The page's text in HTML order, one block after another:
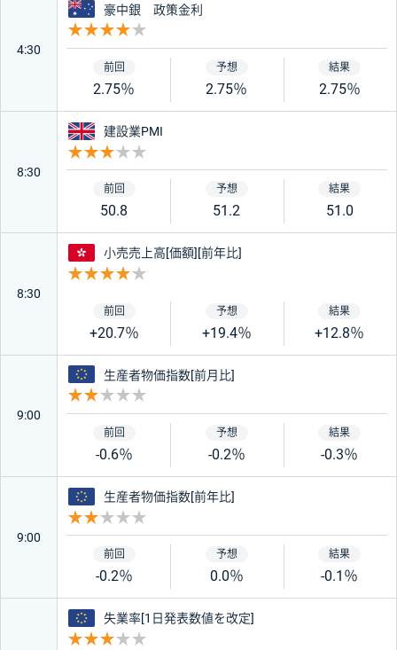
4:30
オーストラリア
豪中銀 政策金利
2.75％ 2.75％ 2.75％
8:30
イギリス
建設業PMI
50.8 51.2 51.0
8:30
香港
小売売上高[価額][前年比]
+20.7％ +19.4％ +12.8％
9:00
ユーロ
生産者物価指数[前月比]
-0.6％ -0.2％ -0.3％
9:00
ユーロ
生産者物価指数[前年比]
-0.2％ 0.0％ -0.1％
ユーロ
失業率[1日発表数値を改定]